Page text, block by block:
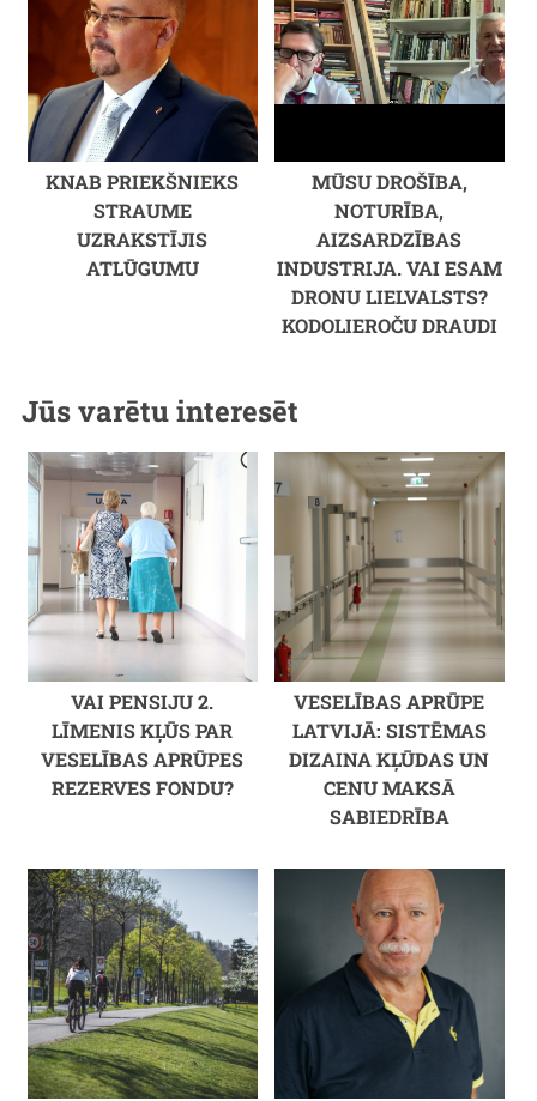
KNAB PRIEKŠNIEKS
STRAUME
UZRAKSTĪJIS
ATLŪGUMU
MŪSU DROŠĪBA,
NOTURĪBA,
AIZSARDZĪBAS
INDUSTRIJA. VAI ESAM
DRONU LIELVALSTS?
KODOLIEROČU DRAUDI
Jūs varētu interesēt
VAI PENSIJU 2.
LĪMENIS KĻŪS PAR
VESELĪBAS APRŪPES
REZERVES FONDU?
VESELĪBAS APRŪPE
LATVIJĀ: SISTĒMAS
DIZAINA KĻŪDAS UN
CENU MAKSĀ
SABIEDRĪBA